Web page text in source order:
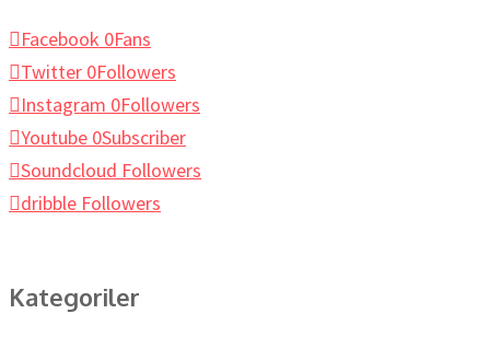
Facebook 0Fans
Twitter 0Followers
Instagram 0Followers
Youtube 0Subscriber
Soundcloud Followers
dribble Followers
Kategoriler